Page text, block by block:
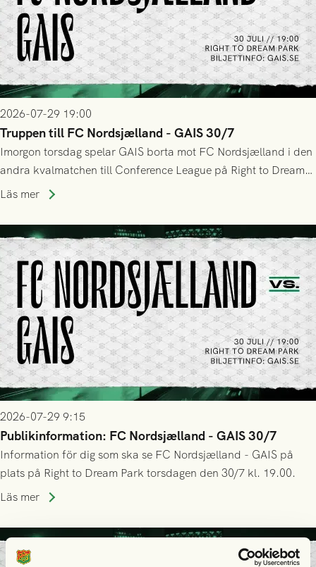
2026-07-29 19:00
Truppen till FC Nordsjælland - GAIS 30/7
Imorgon torsdag spelar GAIS borta mot FC Nordsjælland i den
andra kvalmatchen till Conference League på Right to Dream
Park! Fredrik Holmberg och ledarstaben har tagit ut följande
Läs mer
2026-07-29 9:15
Publikinformation: FC Nordsjælland - GAIS 30/7
Information för dig som ska se FC Nordsjælland - GAIS på
plats på Right to Dream Park torsdagen den 30/7 kl. 19.00.
Läs mer